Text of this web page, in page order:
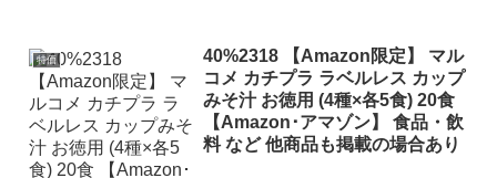
特価
40%2318 【Amazon限定】 マル
コメ カチプラ ラベルレス カップ
みそ汁 お徳用 (4種×各5食) 20食
【Amazon･アマゾン】 食品・飲
料 など 他商品も掲載の場合あり